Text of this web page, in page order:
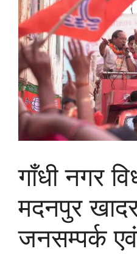
गाँधी नगर
मदनपुर
जनसम्पर्क